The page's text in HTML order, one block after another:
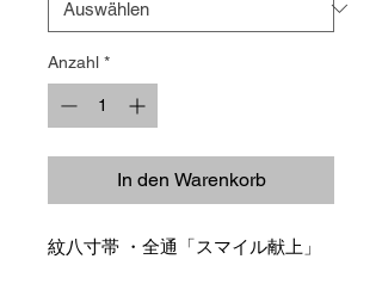
Anzahl *
In den Warenkorb
紋八寸帯 ・全通「スマイル献上」